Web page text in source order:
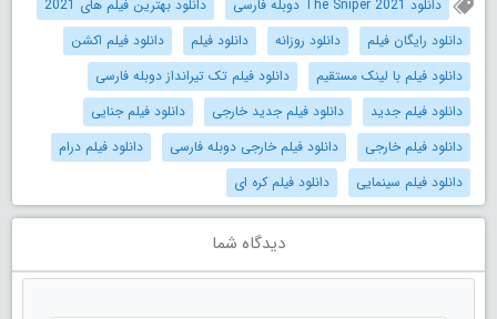
دانلود The Sniper 2021 دوبله فارسی
دانلود بهترین فیلم های 2021
دانلود رایگان فیلم
دانلود روزانه دانلود فیلم
دانلود فیلم اکشن
دانلود فیلم با لینک مستقیم
دانلود فیلم تک تیرانداز دوبله فارسی
دانلود فیلم جدید
دانلود فیلم جدید خارجی
دانلود فیلم جنایی
دانلود فیلم خارجی
دانلود فیلم خارجی دوبله فارسی
دانلود فیلم درام
دانلود فیلم سینمایی
دانلود فیلم کره ای
دیدگاه شما